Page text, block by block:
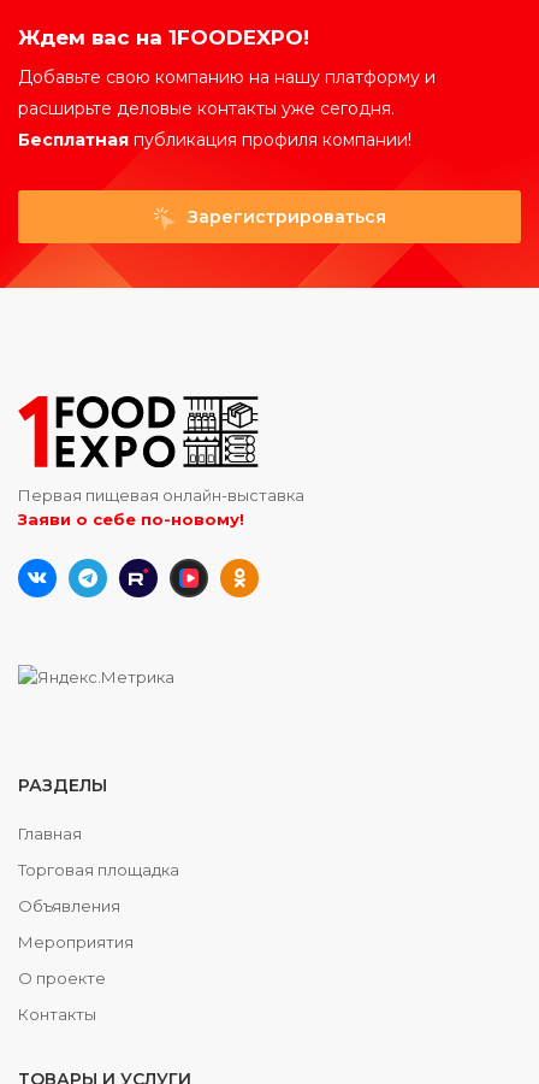
Ждем вас на 1FOODEXPO!
Добавьте свою компанию на нашу платформу и
расширьте деловые контакты уже сегодня.
Бесплатная публикация профиля компании!
Зарегистрироваться
Первая пищевая онлайн-выставка
Заяви о себе по-новому!
РАЗДЕЛЫ
Главная
Торговая площадка
Объявления
Мероприятия
О проекте
Контакты
ТОВАРЫ И УСЛУГИ